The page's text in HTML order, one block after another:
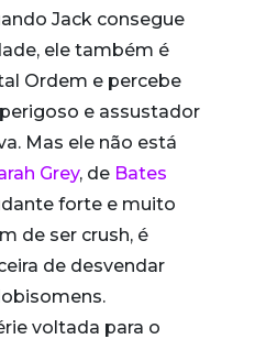
Jack consegue
ele também é
Ordem e percebe
e assustador
Mas ele não está
Grey, de Bates
forte e muito
de ser crush, é
de desvendar
voltada para o